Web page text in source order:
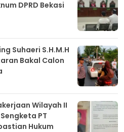
DPRD Bekasi
Suhaeri S.H.M.H
Bakal Calon
Wilayah II
PT
Hukum